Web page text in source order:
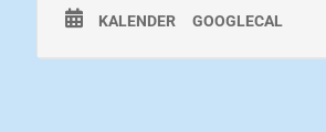
KALENDER GOOGLECAL